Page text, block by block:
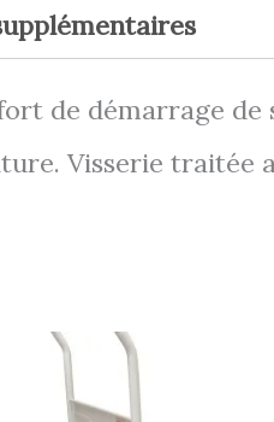
de démarrage de
Visserie traitée